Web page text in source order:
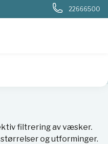
22666500
filtrering av væsker.
og utforminger.